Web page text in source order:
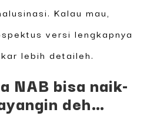
Kalau mau,
versi lengkapnya
lebih detaileh.
NAB bisa naik-
deh…